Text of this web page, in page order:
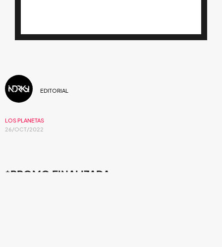
EDITORIAL
LOS PLANETAS
26/OCT/2022
*PROMO FINALIZADA.